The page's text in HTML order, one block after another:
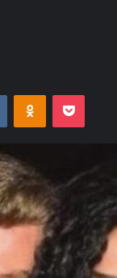
VKontakteOdnoklassniki
Pocket